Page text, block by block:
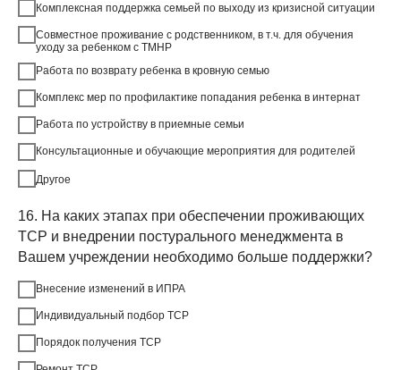
Комплексная поддержка семьей по выходу из кризисной ситуации
Совместное проживание с родственником, в т.ч. для обучения
уходу за ребенком с ТМНР
Работа по возврату ребенка в кровную семью
Комплекс мер по профилактике попадания ребенка в интернат
Работа по устройству в приемные семьи
Консультационные и обучающие мероприятия для родителей
Другое
16. На каких этапах при обеспечении проживающих
ТСР и внедрении постурального менеджмента в
Вашем учреждении необходимо больше поддержки?
Внесение изменений в ИПРА
Индивидуальный подбор ТСР
Порядок получения ТСР